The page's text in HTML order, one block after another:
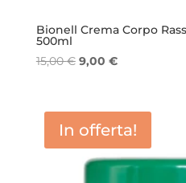
Bionell Crema Corpo
500ml
15,00€ Il
era:
15,00 €.
9,00 €Il
è:
9,00 €.
In offerta!